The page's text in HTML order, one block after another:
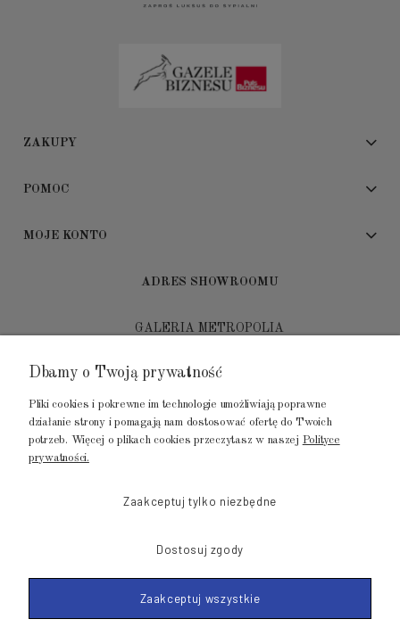
ZAKUPY
POMOC
MOJE KONTO
ADRES SHOWROOMU
GALERIA METROPOLIA
80-452 Gdańsk
tel.: 502 104 104
mail: biuro@luksusowysen.pl
Made with
Dbamy o Twoją prywatność
Pliki cookies i pokrewne im technologie umożliwiają poprawne
działanie strony i pomagają nam dostosować ofertę do Twoich
potrzeb. Więcej o plikach cookies przeczytasz w naszej Polityce
prywatności.
Zaakceptuj tylko niezbędne
Dostosuj zgody
Zaakceptuj wszystkie